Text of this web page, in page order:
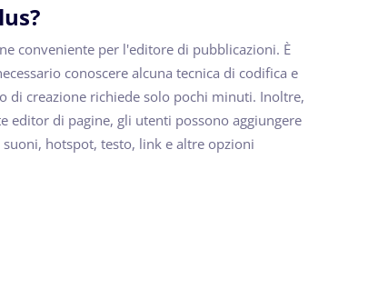
conveniente per l'editore di pubblicazioni. È
conoscere alcuna tecnica di codifica e
di creazione richiede solo pochi minuti. Inoltre,
editor di pagine, gli utenti possono aggiungere
hotspot, testo, link e altre opzioni